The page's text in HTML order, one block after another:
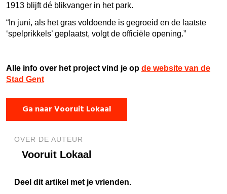
1913 blijft dé blikvanger in het park.
“In juni, als het gras voldoende is gegroeid en de laatste
‘spelprikkels’ geplaatst, volgt de officiële opening.”
Alle info over het project vind je op de website van de
Stad Gent
Ga naar Vooruit Lokaal
OVER DE AUTEUR
Vooruit Lokaal
Deel dit artikel met je vrienden.